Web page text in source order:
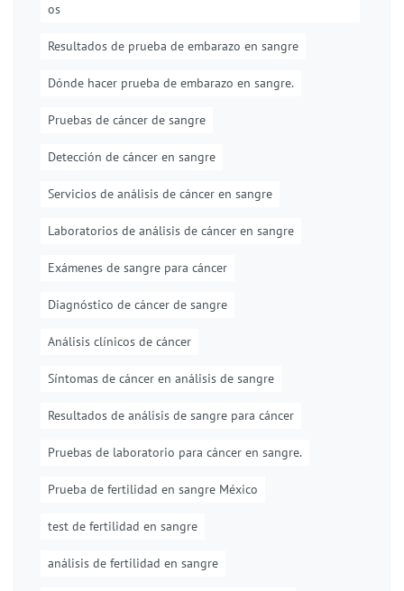
os
Resultados de prueba de embarazo en sangre
Dónde hacer prueba de embarazo en sangre.
Pruebas de cáncer de sangre
Detección de cáncer en sangre
Servicios de análisis de cáncer en sangre
Laboratorios de análisis de cáncer en sangre
Exámenes de sangre para cáncer
Diagnóstico de cáncer de sangre
Análisis clínicos de cáncer
Síntomas de cáncer en análisis de sangre
Resultados de análisis de sangre para cáncer
Pruebas de laboratorio para cáncer en sangre.
Prueba de fertilidad en sangre México
test de fertilidad en sangre
análisis de fertilidad en sangre